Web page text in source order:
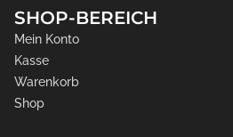
SHOP-BEREICH
Mein Konto
Kasse
Warenkorb
Shop